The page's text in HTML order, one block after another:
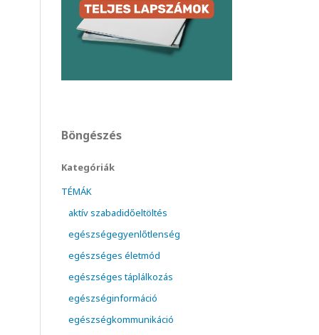
Böngészés
Kategóriák
TÉMÁK
aktív szabadidőeltöltés
egészségegyenlőtlenség
egészséges életmód
egészséges táplálkozás
egészséginformáció
egészségkommunikáció